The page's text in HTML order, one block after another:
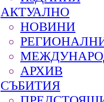
АКТУАЛНО
НОВИНИ
АРХИВ
СЪБИТИЯ